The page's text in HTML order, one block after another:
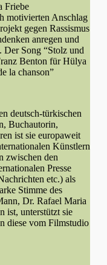
Friebe
motivierten Anschlag
gegen Rassismus
anregen und
Der Song “Stolz und
Benton für Hülya
la chanson”
deutsch-türkischen
Buchautorin,
ist sie europaweit
Künstlern
zwischen den
Presse
etc.) als
Stimme des
Dr. Rafael Maria
ist, unterstützt sie
diese vom Filmstudio